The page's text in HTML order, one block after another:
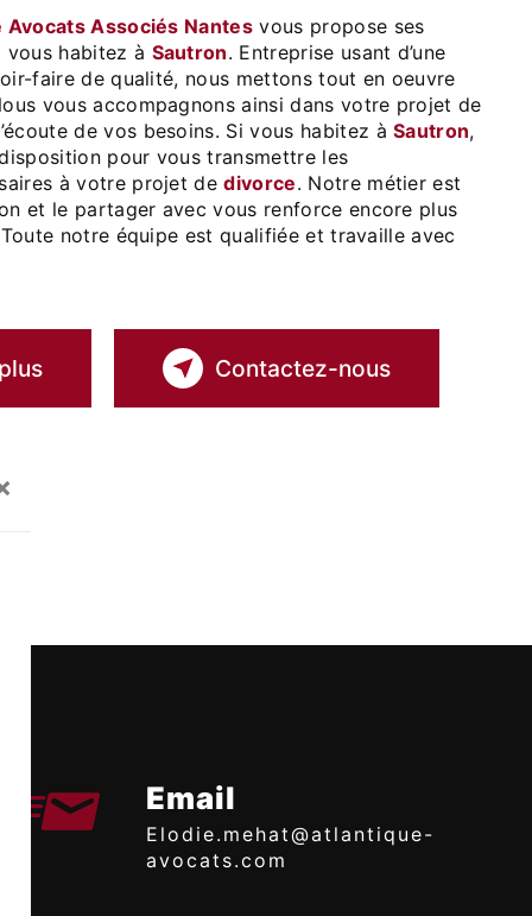
Avocats Associés Nantes vous propose ses
vous habitez à Sautron. Entreprise usant d’une
faire de qualité, nous mettons tout en oeuvre
vous accompagnons ainsi dans votre projet de
de vos besoins. Si vous habitez àSautron,
pour vous transmettre les
à votre projet dedivorce. Notre métier est
et le partager avec vous renforce encore plus
notre équipe est qualifiée et travaille avec
Contactez-nous
Email
elodie.mehat@atlantique-
avocats.com